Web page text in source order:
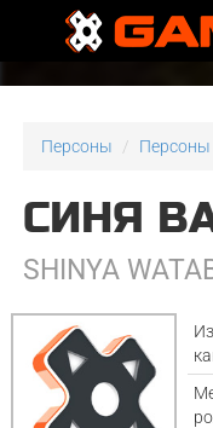
Персоны Персоны
СИНЯ
SHINYA